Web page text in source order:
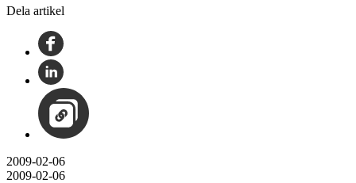
Dela artikel
2009-02-06
2009-02-06